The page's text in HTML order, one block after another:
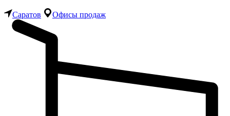
Саратов Офисы продаж